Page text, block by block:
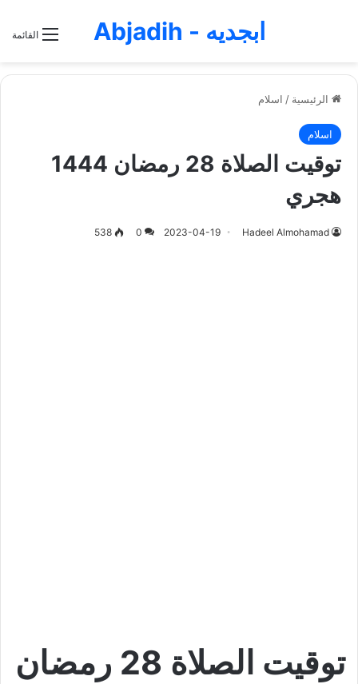
القائمة ابجديه - Abjadih
الرئيسية / اسلام
اسلام
توقيت الصلاة 28 رمضان 1444
هجري
Hadeel Almohamad
2023-04-19
0
538
توقيت الصلاة 28
رمضان